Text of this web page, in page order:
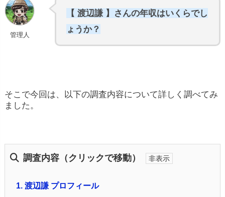
管理人
【 渡辺謙 】さんの年収はいくらでし
ょうか？
そこで今回は、以下の調査内容について詳しく調べてみ
ました。
調査内容（クリックで移動）
1. 渡辺謙 プロフィール